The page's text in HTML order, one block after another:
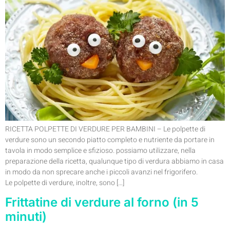
RICETTA POLPETTE DI VERDURE PER BAMBINI – Le polpette di
verdure sono un secondo piatto completo e nutriente da portare in
tavola in modo semplice e sfizioso. possiamo utilizzare, nella
preparazione della ricetta, qualunque tipo di verdura abbiamo in casa
in modo da non sprecare anche i piccoli avanzi nel frigorifero.
Le polpette di verdure, inoltre, sono […]
Frittatine di verdure al forno (in 5
minuti)